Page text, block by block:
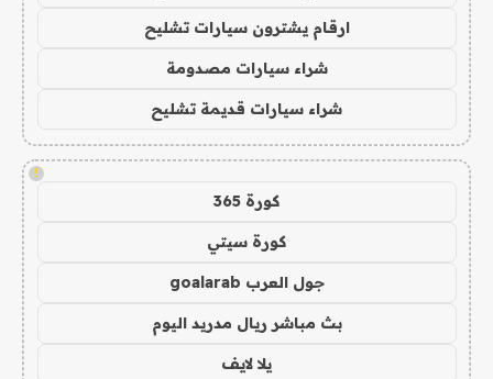
ارقام يشترون سيارات تشليح
شراء سيارات مصدومة
شراء سيارات قديمة تشليح
!
كورة 365
كورة سيتي
جول العرب goalarab
بث مباشر ريال مدريد اليوم
يلا لايف